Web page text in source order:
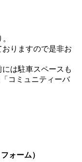
りますので是非お
は駐車スペースも
コミュニティーバ
ォーム）